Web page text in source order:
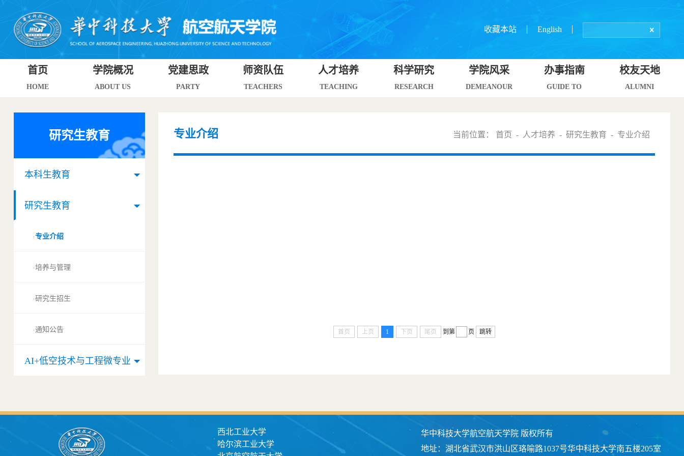
收藏本站 English
首页
HOME
学院概况
ABOUT US
党建思政
PARTY
师资队伍
TEACHERS
人才培养
TEACHING
科学研究
RESEARCH
学院风采
DEMEANOUR
办事指南
GUIDE TO
校友天地
ALUMNI
研究生教育
本科生教育
研究生教育
·专业介绍
·培养与管理
·研究生招生
·通知公告
AI+低空技术与工程微专业
专业介绍 当前位置： 首页 - 人才培养 -研究生教育 - 专业介绍
首页 上页 1 下页 尾页 到第 页 跳转
西北工业大学
哈尔滨工业大学
华中科技大学航空航天学院 版权所有
地址：湖北省武汉市洪山区珞喻路1037号华中科技大学南五楼205室